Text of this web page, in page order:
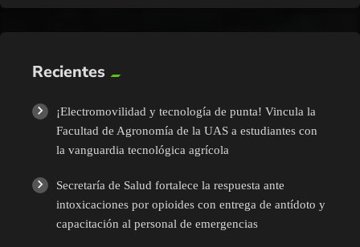
Recientes
¡Electromovilidad y tecnología de punta! Vincula la
Facultad de Agronomía de la UAS a estudiantes con
la vanguardia tecnológica agrícola
Secretaría de Salud fortalece la respuesta ante
intoxicaciones por opioides con entrega de antídoto y
capacitación al personal de emergencias